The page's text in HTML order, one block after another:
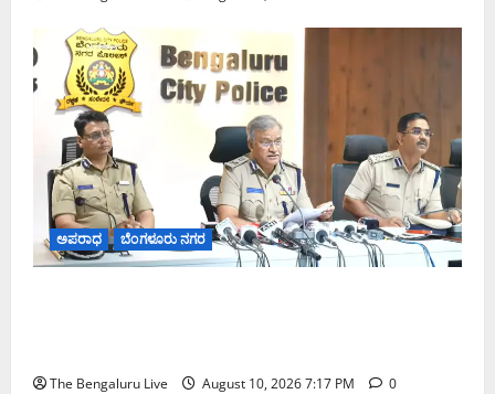
ಅಪರಾಧ ಬೆಂಗಳೂರು ನಗರ
The Bengaluru Live August 10, 2026 7:17 PM 0